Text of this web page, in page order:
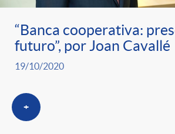
“Banca cooperativa:
futuro”, por Joan Cavallé
19/10/2020
+